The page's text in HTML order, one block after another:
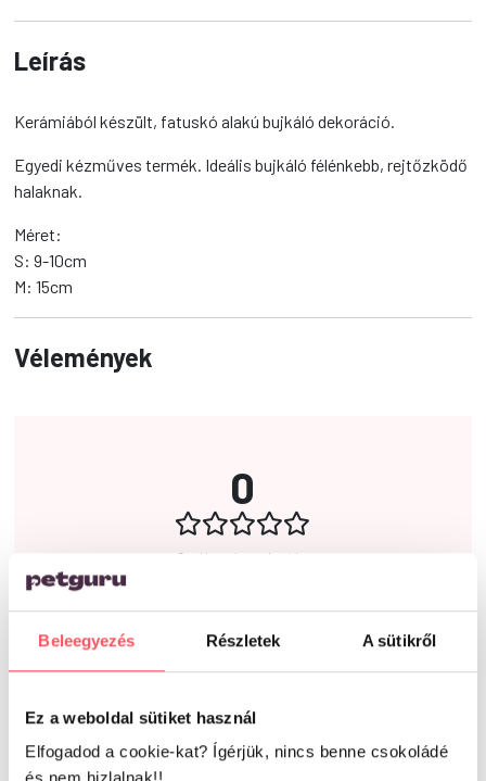
Beleegyezés Részletek A sütikről
Ez a weboldal sütiket használ
Elfogadod a cookie-kat? Ígérjük, nincs benne csokoládé
Leírás
Kerámiából készült, fatuskó alakú bujkáló dekoráció.
Egyedi kézműves termék. Ideális bujkáló félénkebb, rejtőzködő
halaknak.
Méret:
S: 9-10cm
M: 15cm
Vélemények
0
0 vélemény alapján